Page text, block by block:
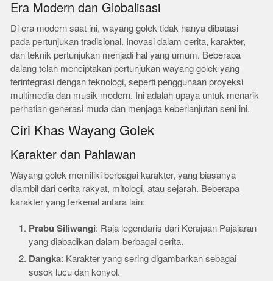
Era Modern dan Globalisasi
Di era modern saat ini, wayang golek tidak hanya dibatasi
pada pertunjukan tradisional. Inovasi dalam cerita, karakter,
dan teknik pertunjukan menjadi hal yang umum. Beberapa
dalang telah menciptakan pertunjukan wayang golek yang
terintegrasi dengan teknologi, seperti penggunaan proyeksi
multimedia dan musik modern. Ini adalah upaya untuk menarik
perhatian generasi muda dan menjaga keberlanjutan seni ini.
Ciri Khas Wayang Golek
Karakter dan Pahlawan
Wayang golek memiliki berbagai karakter, yang biasanya
diambil dari cerita rakyat, mitologi, atau sejarah. Beberapa
karakter yang terkenal antara lain:
Prabu Siliwangi: Raja legendaris dari Kerajaan Pajajaran
yang diabadikan dalam berbagai cerita.
Dangka: Karakter yang sering digambarkan sebagai
sosok lucu dan konyol.